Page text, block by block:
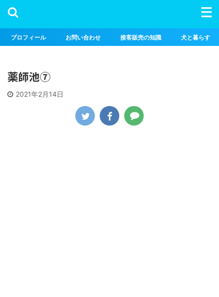
プロフィール お問い合わせ 接客販売の知識 犬と暮らす
薬師池⑦
2021年2月14日